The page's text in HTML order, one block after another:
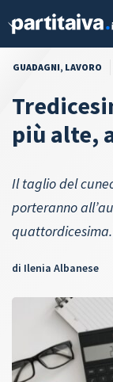
GUADAGNI, LAVORO
più alte,
Il taglio del
porteranno
di Ilenia Albanese